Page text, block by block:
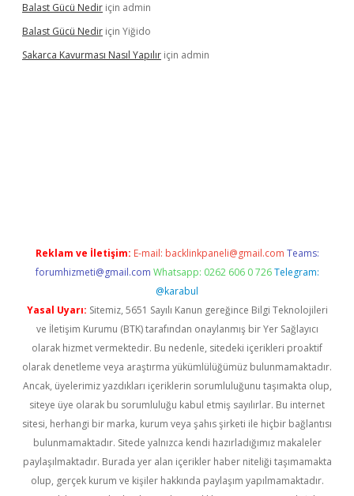
Balast Gücü Nedir için admin
Balast Gücü Nedir için Yiğido
Sakarca Kavurması Nasıl Yapılır için admin
Reklam ve İletişim: E-mail: backlinkpaneli@gmail.com Teams:
forumhizmeti@gmail.com Whatsapp: 0262 606 0 726 Telegram:
@karabul
Yasal Uyarı: Sitemiz, 5651 Sayılı Kanun gereğince Bilgi Teknolojileri
ve İletişim Kurumu (BTK) tarafından onaylanmış bir Yer Sağlayıcı
olarak hizmet vermektedir. Bu nedenle, sitedeki içerikleri proaktif
olarak denetleme veya araştırma yükümlülüğümüz bulunmamaktadır.
Ancak, üyelerimiz yazdıkları içeriklerin sorumluluğunu taşımakta olup,
siteye üye olarak bu sorumluluğu kabul etmiş sayılırlar. Bu internet
sitesi, herhangi bir marka, kurum veya şahıs şirketi ile hiçbir bağlantısı
bulunmamaktadır. Sitede yalnızca kendi hazırladığımız makaleler
paylaşılmaktadır. Burada yer alan içerikler haber niteliği taşımamakta
olup, gerçek kurum ve kişiler hakkında paylaşım yapılmamaktadır.